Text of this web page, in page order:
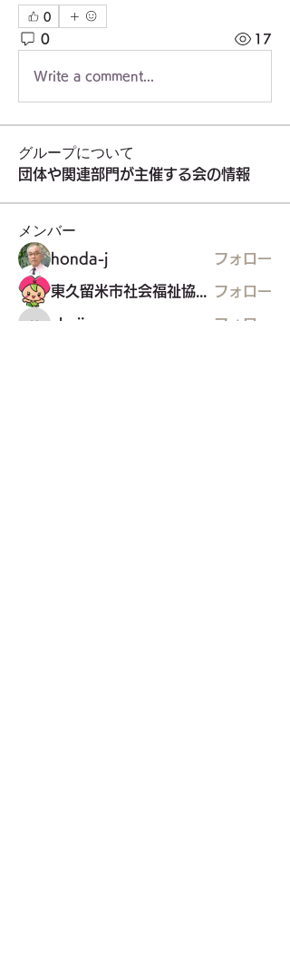
0
0 17
Write a comment...
グループについて
団体や関連部門が主催する会の情報
メンバー
honda-j フォロー
フォロー
ykoji フォロー